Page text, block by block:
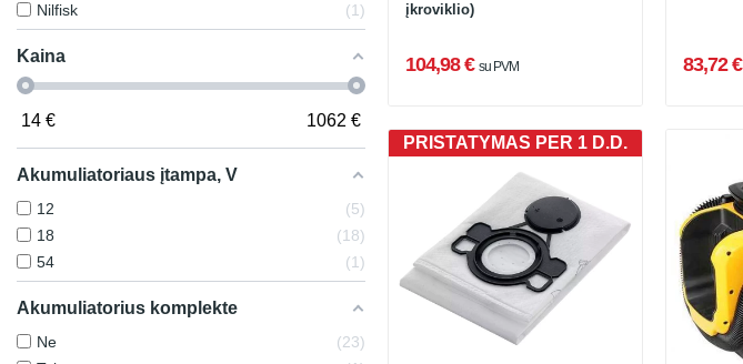
Nilfisk
1
Kaina
14 € 1062 €
Akumuliatoriaus įtampa, V
12
5
18
18
54
1
Akumuliatorius komplekte
Ne
23
įkroviklio)
104,98 € su PVM 83,72 €
PRISTATYMAS PER 1 D.D.